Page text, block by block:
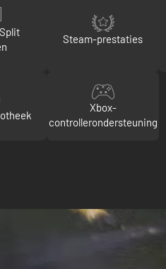
Steam-prestaties
Xbox-
controllerondersteuning